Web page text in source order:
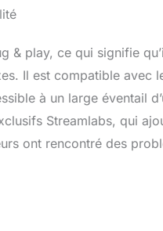
& play, ce qui signifie
Il est compatible avec
à un large éventail
Streamlabs, qui
ont rencontré des